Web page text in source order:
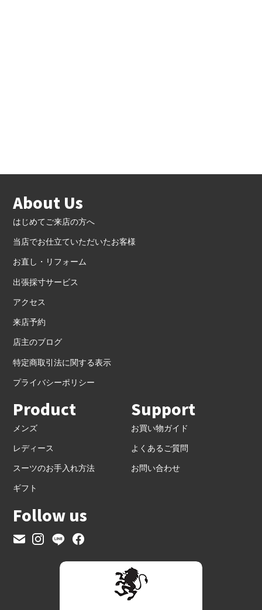
About Us
はじめてご来店の方へ
当店でお仕立ていただいたお客様
お直し・リフォーム
出張採寸サービス
アクセス
来店予約
店主のブログ
特定商取引法に関する表示
プライバシーポリシー
Product
メンズ
レディース
スーツのお手入れ方法
ギフト
Support
お買い物ガイド
よくあるご質問
お問い合わせ
Follow us